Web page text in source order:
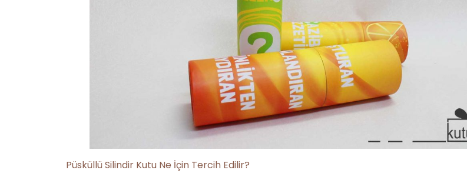
Püsküllü Silindir Kutu Ne İçin Tercih Edilir?